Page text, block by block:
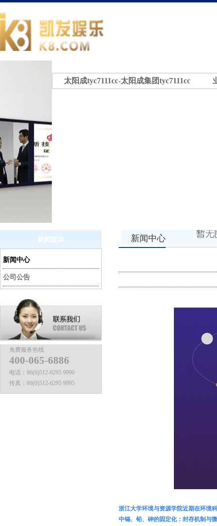
太阳成tyc7111cc-太阳成集团tyc7111cc
新闻媒体
新闻中心
公司公告
免费服务热线
400-065-6886
电话： 86(0)512-6295 9990
传真： 86(0)512-6295 9995
新闻中心
浙江大学环境与资源学院近期在环境
中镉、铅、砷的固定化： 封存机制与